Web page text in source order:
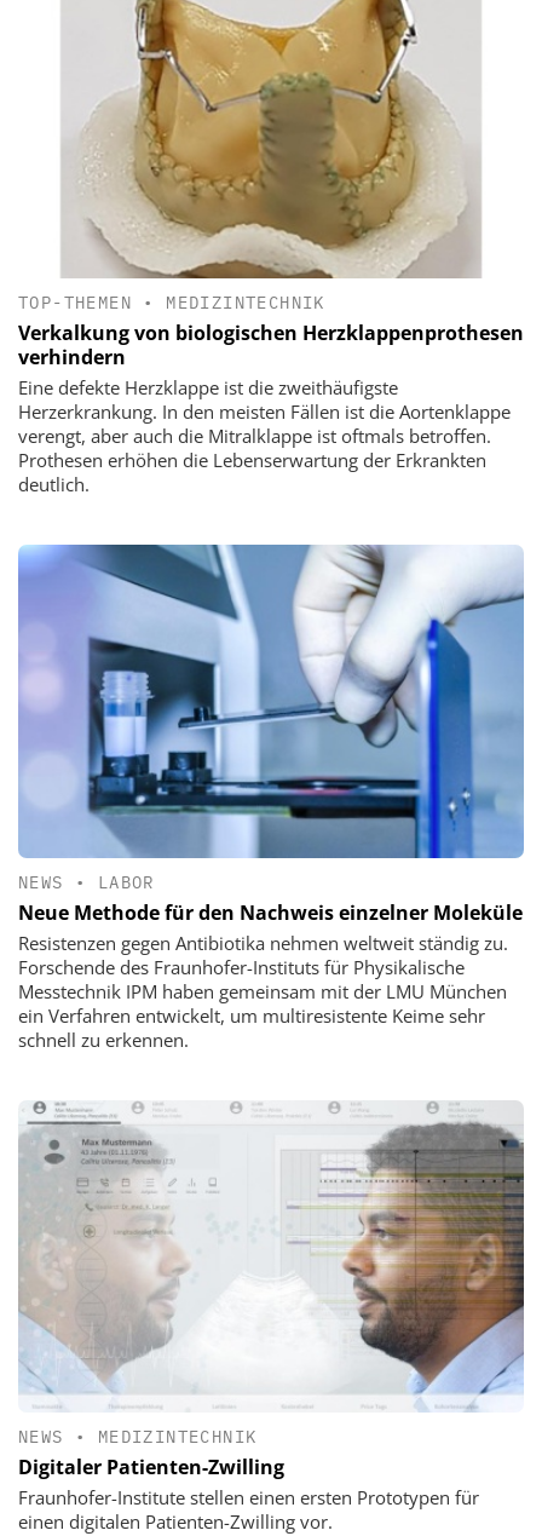
TOP-THEMEN • MEDIZINTECHNIK
Verkalkung von biologischen Herzklappenprothesen
verhindern
Eine defekte Herzklappe ist die zweithäufigste
Herzerkrankung. In den meisten Fällen ist die Aortenklappe
verengt, aber auch die Mitralklappe ist oftmals betroffen.
Prothesen erhöhen die Lebenserwartung der Erkrankten
deutlich.
NEWS • LABOR
Neue Methode für den Nachweis einzelner Moleküle
Resistenzen gegen Antibiotika nehmen weltweit ständig zu.
Forschende des Fraunhofer-Instituts für Physikalische
Messtechnik IPM haben gemeinsam mit der LMU München
ein Verfahren entwickelt, um multiresistente Keime sehr
schnell zu erkennen.
NEWS • MEDIZINTECHNIK
Digitaler Patienten-Zwilling
Fraunhofer-Institute stellen einen ersten Prototypen für
einen digitalen Patienten-Zwilling vor.